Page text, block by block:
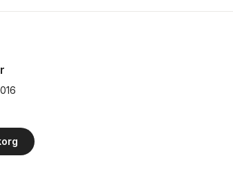
antal röster: